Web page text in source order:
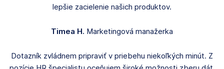
lepšie zacielenie našich produktov.
Timea H. Marketingová manažerka
Dotazník zvládnem pripraviť v priebehu niekoľkých minút. Z